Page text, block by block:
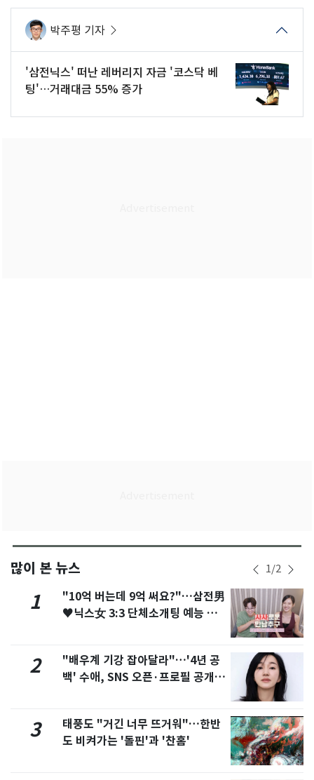
박주평 기자
'삼전닉스' 떠난 레버리지 자금 '코스닥 베
팅'…거래대금 55% 증가
많이 본 뉴스 1/2
1
"10억 버는데 9억 써요?"…삼전男
♥닉스女 3:3 단체소개팅 예능 화
2
"배우계 기강 잡아달라"…'4년 공
백' 수애, SNS 오픈·프로필 공개
3
태풍도 "거긴 너무 뜨거워"…한반
도 비켜가는 '돌핀'과 '찬홈'